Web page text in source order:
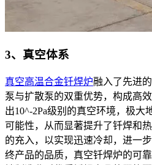
3、真空体系
真空高温合金钎焊炉融入了先进
泵与扩散泵的双重优势，构成高
出10^-2Pa级别的真空环境，极大
可能性，从而显著提升了钎焊和
的充入，以实现迅速冷却，进一
终产品的品质，真空钎焊炉的可